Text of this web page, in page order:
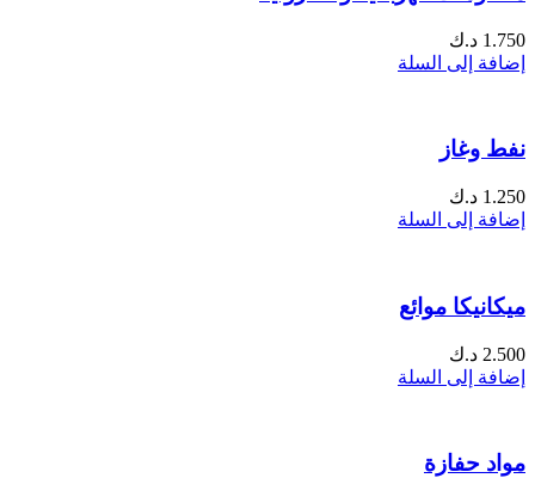
1.750 د.ك
إضافة إلى السلة
نفط وغاز
1.250 د.ك
إضافة إلى السلة
ميكانيكا موائع
2.500 د.ك
إضافة إلى السلة
مواد حفازة